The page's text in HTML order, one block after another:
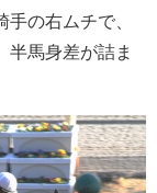
の右ムチで、
半馬身差が詰ま